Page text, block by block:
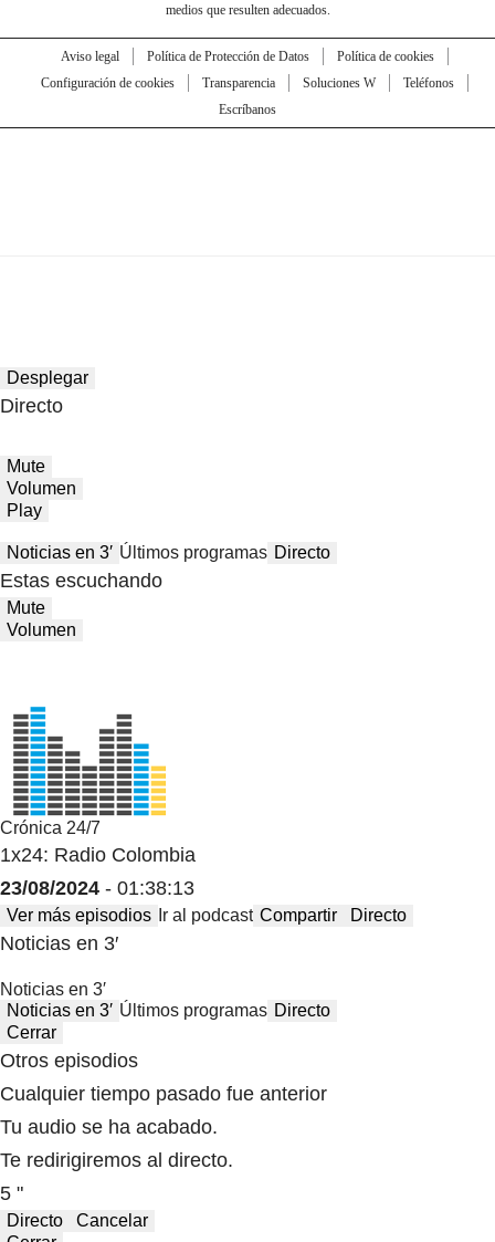
medios que resulten adecuados.
Aviso legal Política de Protección de Datos
Política de cookies
Configuración de cookies
Transparencia Soluciones W
Teléfonos
Escríbanos
Desplegar
Directo
Mute
Volumen
Play
Noticias en 3′ Últimos programas Directo
Estas escuchando
Mute
Volumen
Crónica 24/7
1x24: Radio Colombia
23/08/2024 - 01:38:13
Ver más episodios Ir al podcast Compartir Directo
Noticias en 3′
Noticias en 3′
Noticias en 3′ Últimos programas Directo
Cerrar
Otros episodios
Cualquier tiempo pasado fue anterior
Tu audio se ha acabado.
Te redirigiremos al directo.
5 "
Directo
Cancelar